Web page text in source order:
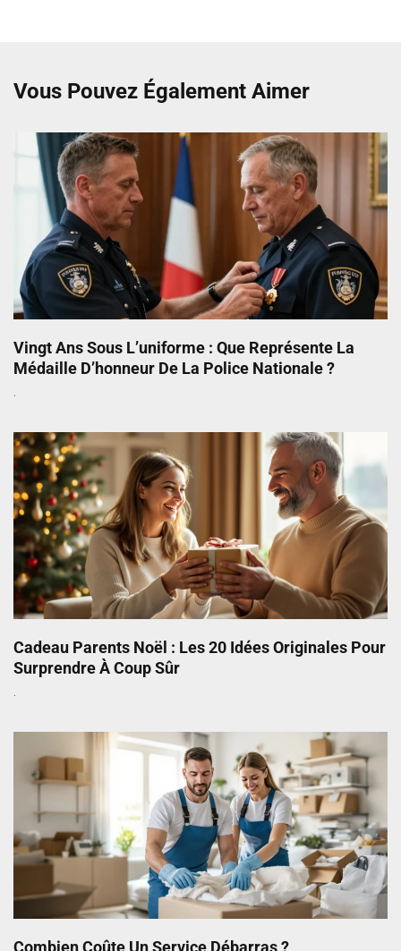
Vous Pouvez Également Aimer
Vingt Ans Sous L’uniforme : Que Représente La
Médaille D’honneur De La Police Nationale ?
Cadeau Parents Noël : Les 20 Idées Originales Pour
Surprendre À Coup Sûr
Combien Coûte Un Service Débarras ?